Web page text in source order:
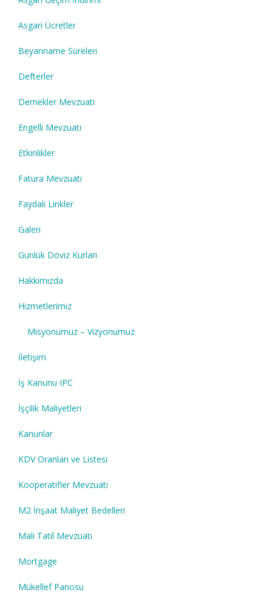
Asgari Ücretler
Beyanname Süreleri
Defterler
Dernekler Mevzuatı
Engelli Mevzuatı
Etkinlikler
Fatura Mevzuatı
Faydalı Linkler
Galeri
Günlük Döviz Kurları
Hakkımızda
Hizmetlerimiz
Misyonumuz – Vizyonumuz
İletişim
İş Kanunu IPC
İşçilik Maliyetleri
Kanunlar
KDV Oranları ve Listesi
Kooperatifler Mevzuatı
M2 İnşaat Maliyet Bedelleri
Mali Tatil Mevzuatı
Mortgage
Mükellef Panosu